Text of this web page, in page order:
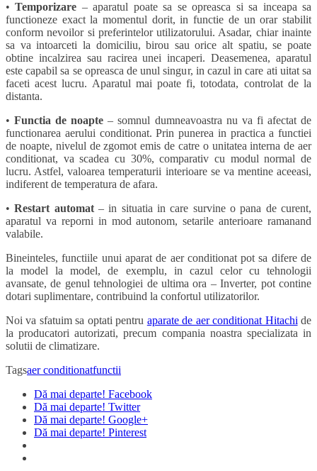
•Temporizare – aparatul poate sa se opreasca si sa inceapa sa
functioneze exact la momentul dorit, in functie de un orar stabilit
conform nevoilor si preferintelor utilizatorului. Asadar, chiar inainte
sa va intoarceti la domiciliu, birou sau orice alt spatiu, se poate
obtine incalzirea sau racirea unei incaperi. Deasemenea, aparatul
este capabil sa se opreasca de unul singur, in cazul in care ati uitat sa
faceti acest lucru. Aparatul mai poate fi, totodata, controlat de la
distanta.
•Functia de noapte – somnul dumneavoastra nu va fi afectat de
functionarea aerului conditionat. Prin punerea in practica a functiei
de noapte, nivelul de zgomot emis de catre o unitatea interna de aer
conditionat, va scadea cu 30%, comparativ cu modul normal de
lucru. Astfel, valoarea temperaturii interioare se va mentine aceeasi,
indiferent de temperatura de afara.
•Restart automat– in situatia in care survine o pana de curent,
aparatul va reporni in mod autonom, setarile anterioare ramanand
valabile.
Bineinteles, functiile unui aparat de aer conditionat pot sa difere de
la model la model, de exemplu, in cazul celor cu tehnologii
avansate, de genul tehnologiei de ultima ora – Inverter, pot contine
dotari suplimentare, contribuind la confortul utilizatorilor.
Noi va sfatuim sa optati pentru aparate de aer conditionat Hitachi de
la producatori autorizati, precum compania noastra specializata in
solutii de climatizare.
Tagsaer conditionatfunctii
Dă mai departe! Facebook
Dă mai departe! Twitter
Dă mai departe! Google+
Dă mai departe! Pinterest